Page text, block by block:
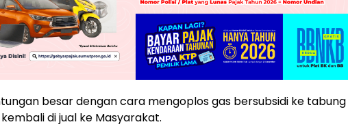
besar dengan cara mengoplos gas bersubsidi ke tabung
di jual ke Masyarakat.